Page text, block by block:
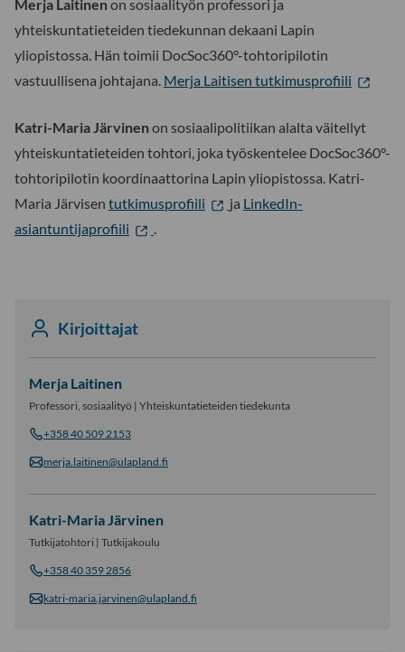
Merja Laitinenon sosiaalityön professori ja
yhteiskuntatieteiden tiedekunnan dekaani Lapin
yliopistossa. Hän toimii DocSoc360°-tohtoripilotin
vastuullisena johtajana. Merja Laitisen tutkimusprofiili
Katri-Maria Järvinenon sosiaalipolitiikan alalta väitellyt
yhteiskuntatieteiden tohtori, joka työskentelee DocSoc360°-
tohtoripilotin koordinaattorina Lapin yliopistossa. Katri-
Maria Järvisen tutkimusprofiili ja LinkedIn-
asiantuntijaprofiili
.
Kirjoittajat
Merja Laitinen
Professori, sosiaalityö | Yhteiskuntatieteiden tiedekunta
+358 40 509 2153
merja.laitinen@ulapland.fi
Katri-Maria Järvinen
Tutkijatohtori | Tutkijakoulu
+358 40 359 2856
katri-maria.jarvinen@ulapland.fi